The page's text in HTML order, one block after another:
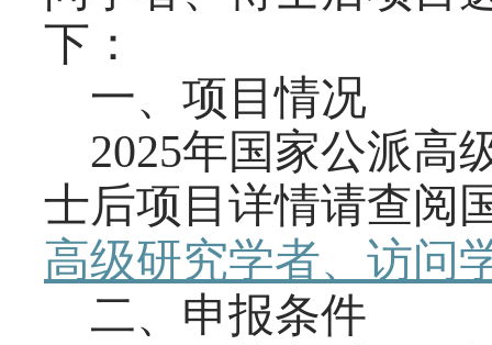
下：
一、项目情况
2025年国家公派高
士后项目详情请查阅
高级研究学者、访问
二、申报条件